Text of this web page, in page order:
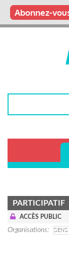
Aller
contenu
Main
Qui sommes
Vous publiez
Nous publions
Contactez-nous
Abonnez-
PARTICIPATIF
ACCÈS PUBLIC
Organisations SENS